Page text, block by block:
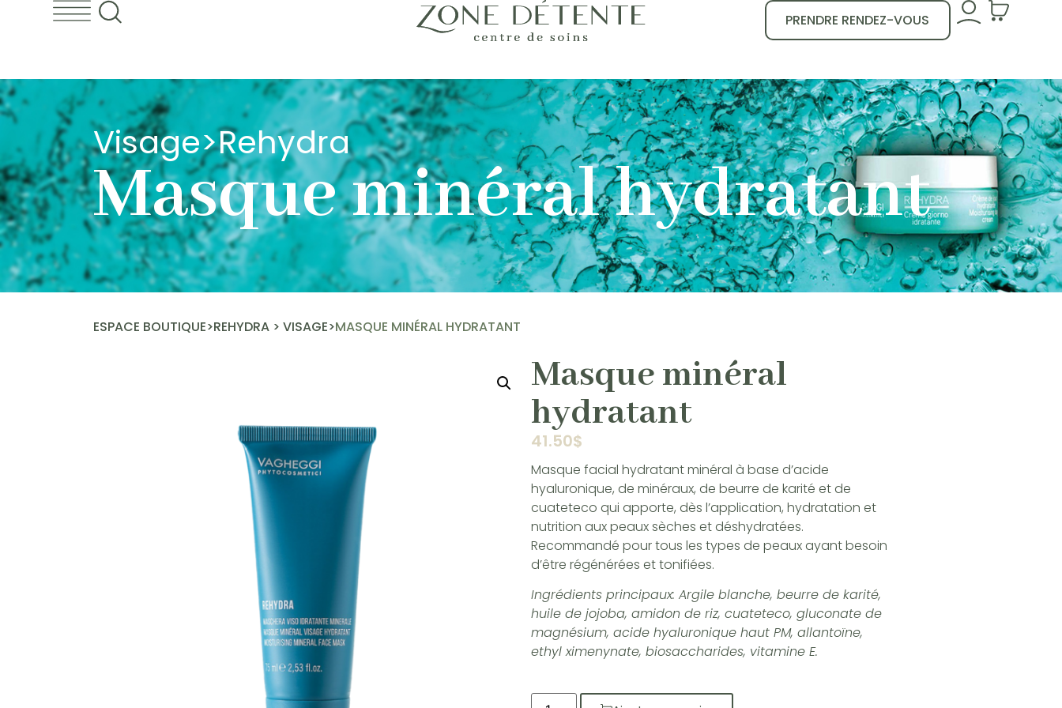
PRENDRE RENDEZ-VOUS
Rehydra
>
Visage
Masque minéral hydratant
ESPACE BOUTIQUE>REHYDRA> VISAGE>MASQUE MINÉRAL HYDRATANT
Masque minéral
hydratant
41.50$
Masque facial hydratant minéral à base d’acide
hyaluronique, de minéraux, de beurre de karité et de
cuateteco qui apporte, dès l’application, hydratation et
nutrition aux peaux sèches et déshydratées.
Recommandé pour tous les types de peaux ayant besoin
d’être régénérées et tonifiées.
Ingrédients principaux: Argile blanche, beurre de karité,
huile de jojoba, amidon de riz, cuateteco, gluconate de
magnésium, acide hyaluronique haut PM, allantoïne,
ethyl ximenynate, biosaccharides, vitamine E.